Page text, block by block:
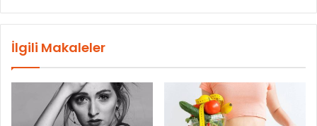
İlgili Makaleler